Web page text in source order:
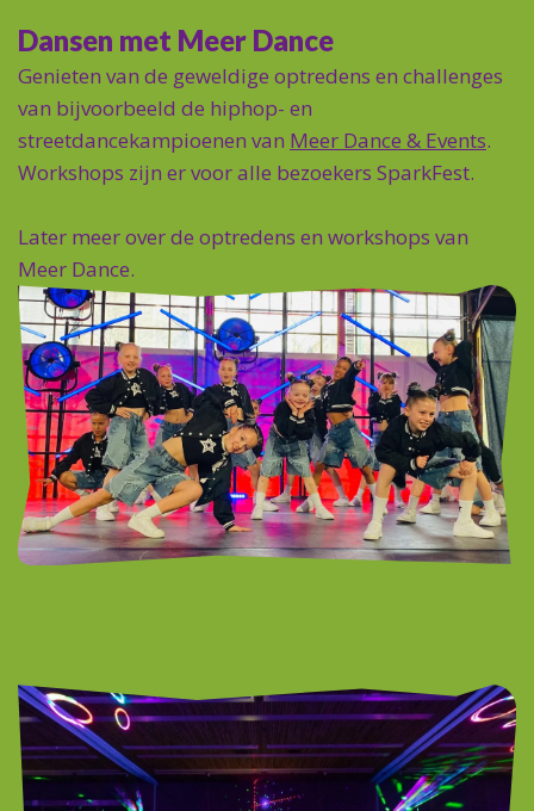
Dansen met Meer Dance
Genieten van de geweldige optredens en challenges
van bijvoorbeeld de hiphop- en
streetdancekampioenen van Meer Dance & Events.
Workshops zijn er voor alle bezoekers SparkFest.
Later meer over de optredens en workshops van
Meer Dance.